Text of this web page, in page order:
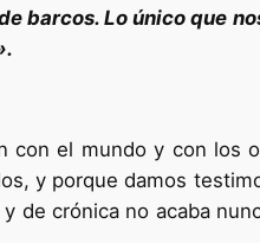
barcos. Lo único que
con el mundo y con
y porque damos
de crónica no acaba